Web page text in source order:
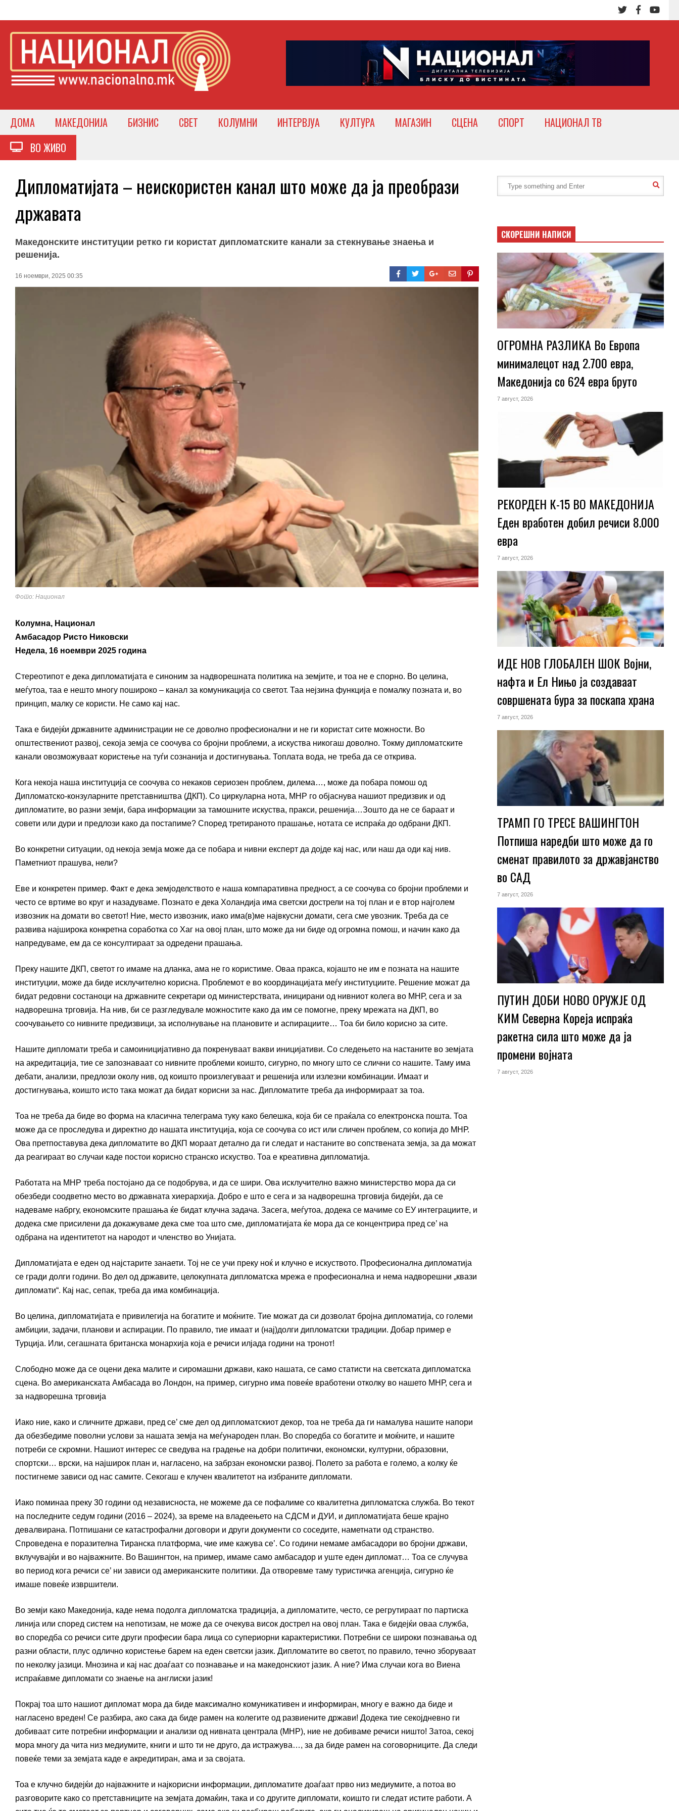
ДОМА МАКЕДОНИЈА БИЗНИС СВЕТ КОЛУМНИ ИНТЕРВЈУА КУЛТУРА МАГАЗИН СЦЕНА СПОРТ
НАЦИОНАЛ ТВ
ВО ЖИВО
Дипломатијата – неискористен канал што може да ја преобрази
државата
Македонските институции ретко ги користат дипломатските канали за стекнување знаења и
решенија.
16 ноември, 2025 00:35
Фото: Национал
Колумна, Национал
Амбасадор Ристо Никовски
Недела, 16 ноември 2025 година
Стереотипот е дека дипломатијата е синоним за надворешната политика на земјите, и тоа не е спорно. Во целина,
меѓутоа, таа е нешто многу пошироко – канал за комуникација со светот. Таа нејзина функција е помалку позната и, во
принцип, малку се користи. Не само кај нас.
Така е бидејќи државните администрации не се доволно професионални и не ги користат сите можности. Во
општествениот развој, секоја земја се соочува со бројни проблеми, а искуства никогаш доволно. Токму дипломатските
канали овозможуваат користење на туѓи сознанија и достигнувања. Топлата вода, не треба да се открива.
Кога некоја наша институција се соочува со некаков сериозен проблем, дилема…, може да побара помош од
Дипломатско-конзуларните претставништва (ДКП). Со циркуларна нота, МНР го објаснува нашиот предизвик и од
дипломатите, во разни земји, бара информации за тамошните искуства, пракси, решенија…Зошто да не се бараат и
совети или дури и предлози како да постапиме? Според третираното прашање, нотата се испраќа до одбрани ДКП.
Во конкретни ситуации, од некоја земја може да се побара и нивни експерт да дојде кај нас, или наш да оди кај нив.
Паметниот прашува, нели?
Еве и конкретен пример. Факт е дека земјоделството е наша компаративна предност, а се соочува со бројни проблеми и
често се вртиме во круг и назадуваме. Познато е дека Холандија има светски дострели на тој план и е втор најголем
извозник на домати во светот! Ние, место извозник, иако има(в)ме највкусни домати, сега сме увозник. Треба да се
развива најширока конкретна соработка со Хаг на овој план, што може да ни биде од огромна помош, и начин како да
напредуваме, ем да се консултираат за одредени прашања.
Преку нашите ДКП, светот го имаме на дланка, ама не го користиме. Оваа пракса, којашто не им е позната на нашите
институции, може да биде исклучително корисна. Проблемот е во координацијата меѓу институциите. Решение можат да
бидат редовни состаноци на државните секретари од министерствата, иницирани од нивниот колега во МНР, сега и за
надворешна трговија. На нив, би се разгледувале можностите како да им се помогне, преку мрежата на ДКП, во
соочувањето со нивните предизвици, за исполнување на плановите и аспирациите… Тоа би било корисно за сите.
Нашите дипломати треба и самоиницијативно да покренуваат вакви иницијативи. Со следењето на настаните во земјата
на акредитација, тие се запознаваат со нивните проблеми коишто, сигурно, по многу што се слични со нашите. Таму има
дебати, анализи, предлози околу нив, од коишто произлегуваат и решенија или излезни комбинации. Имаат и
достигнувања, коишто исто така можат да бидат корисни за нас. Дипломатите треба да информираат за тоа.
Тоа не треба да биде во форма на класична телеграма туку како белешка, која би се праќала со електронска пошта. Тоа
може да се проследува и директно до нашата институција, која се соочува со ист или сличен проблем, со копија до МНР.
Ова претпоставува дека дипломатите во ДКП мораат детално да ги следат и настаните во сопствената земја, за да можат
да реагираат во случаи каде постои корисно странско искуство. Тоа е креативна дипломатија.
Работата на МНР треба постојано да се подобрува, и да се шири. Ова исклучително важно министерство мора да си
обезбеди соодветно место во државната хиерархија. Добро е што е сега и за надворешна трговија бидејќи, да се
надеваме набргу, економските прашања ќе бидат клучна задача. Засега, меѓутоа, додека се мачиме со ЕУ интеграциите, и
додека сме присилени да докажуваме дека сме тоа што сме, дипломатијата ќе мора да се концентрира пред се’ на
одбрана на идентитетот на народот и членство во Унијата.
Дипломатијата е еден од најстарите занаети. Тој не се учи преку ноќ и клучно е искуството. Професионална дипломатија
се гради долги години. Во дел од државите, целокупната дипломатска мрежа е професионална и нема надворешни „квази
дипломати“. Кај нас, сепак, треба да има комбинација.
Во целина, дипломатијата е привилегија на богатите и моќните. Тие можат да си дозволат бројна дипломатија, со големи
амбиции, задачи, планови и аспирации. По правило, тие имаат и (нај)долги дипломатски традиции. Добар пример е
Турција. Или, сегашната британска монархија која е речиси илјада години на тронот!
Слободно може да се оцени дека малите и сиромашни држави, како нашата, се само статисти на светската дипломатска
сцена. Во американската Амбасада во Лондон, на пример, сигурно има повеќе вработени отколку во нашето МНР, сега и
за надворешна трговија
Иако ние, како и сличните држави, пред се’ сме дел од дипломатскиот декор, тоа не треба да ги намалува нашите напори
да обезбедиме поволни услови за нашата земја на меѓународен план. Во споредба со богатите и моќните, и нашите
потреби се скромни. Нашиот интерес се сведува на градење на добри политички, економски, културни, образовни,
спортски… врски, на најширок план и, нагласено, на забрзан економски развој. Полето за работа е големо, а колку ќе
постигнеме зависи од нас самите. Секогаш е клучен квалитетот на избраните дипломати.
Иако поминаа преку 30 години од независноста, не можеме да се пофалиме со квалитетна дипломатска служба. Во текот
на последните седум години (2016 – 2024), за време на владеењето на СДСМ и ДУИ, и дипломатијата беше крајно
девалвирана. Потпишани се катастрофални договори и други документи со соседите, наметнати од странство.
Спроведена е поразителна Тиранска платформа, чие име кажува се’. Со години немаме амбасадори во бројни држави,
вклучувајќи и во најважните. Во Вашингтон, на пример, имаме само амбасадор и уште еден дипломат… Тоа се случува
во период кога речиси се’ ни зависи од американските политики. Да отворевме таму туристичка агенција, сигурно ќе
имаше повеќе извршители.
Во земји како Македонија, каде нема подолга дипломатска традиција, а дипломатите, често, се регрутираат по партиска
линија или според систем на непотизам, не може да се очекува висок дострел на овој план. Така е бидејќи оваа служба,
во споредба со речиси сите други професии бара лица со супериорни карактеристики. Потребни се широки познавања од
разни области, плус одлично користење барем на еден светски јазик. Дипломатите во светот, по правило, течно зборуваат
по неколку јазици. Мнозина и кај нас доаѓаат со познавање и на македонскиот јазик. А ние? Има случаи кога во Виена
испраќавме дипломати со знаење на англиски јазик!
Покрај тоа што нашиот дипломат мора да биде максимално комуникативен и информиран, многу е важно да биде и
нагласено вреден! Се разбира, ако сака да биде рамен на колегите од развиените држави! Додека тие секојдневно ги
добиваат сите потребни информации и анализи од нивната централа (МНР), ние не добиваме речиси ништо! Затоа, секој
мора многу да чита низ медиумите, книги и што ти не друго, да истражува…, за да биде рамен на соговорниците. Да следи
повеќе теми за земјата каде е акредитиран, ама и за својата.
Тоа е клучно бидејќи до најважните и најкорисни информации, дипломатите доаѓаат прво низ медиумите, а потоа во
разговорите како со претставниците на земјата домаќин, така и со другите дипломати, коишто ги следат истите работи. А
СКОРЕШНИ НАПИСИ
ОГРОМНА РАЗЛИКА Во Европа
минималецот над 2.700 евра,
Македонија со 624 евра бруто
7 август, 2026
РЕКОРДЕН К-15 ВО МАКЕДОНИЈА
Еден вработен добил речиси 8.000
евра
7 август, 2026
ИДЕ НОВ ГЛОБАЛЕН ШОК Војни,
нафта и Ел Нињо ја создаваат
совршената бура за поскапа храна
7 август, 2026
ТРАМП ГО ТРЕСЕ ВАШИНГТОН
Потпиша наредби што може да го
сменат правилото за државјанство
во САД
7 август, 2026
ПУТИН ДОБИ НОВО ОРУЖЈЕ ОД
КИМ Северна Кореја испраќа
ракетна сила што може да ја
промени војната
7 август, 2026